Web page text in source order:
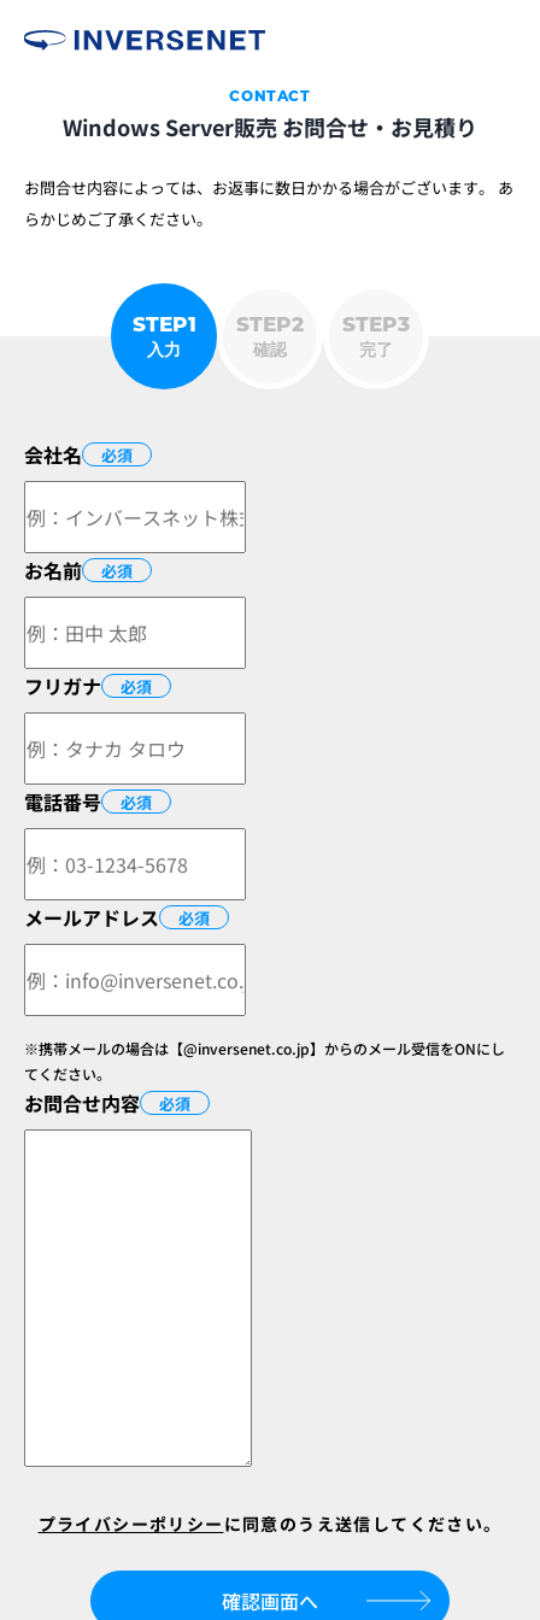
CONTACT
Windows Server販売 お問合せ・お見積り
お問合せ内容によっては、お返事に数日かかる場合がございます。
あ
らかじめご了承ください。
STEP1
入力
STEP2
確認
STEP3
完了
会社名 必須
お名前 必須
フリガナ 必須
電話番号 必須
メールアドレス 必須
※携帯メールの場合は【@inversenet.co.jp】からのメール受信をONにし
てください。
お問合せ内容 必須
プライバシーポリシー に同意のうえ送信してください。